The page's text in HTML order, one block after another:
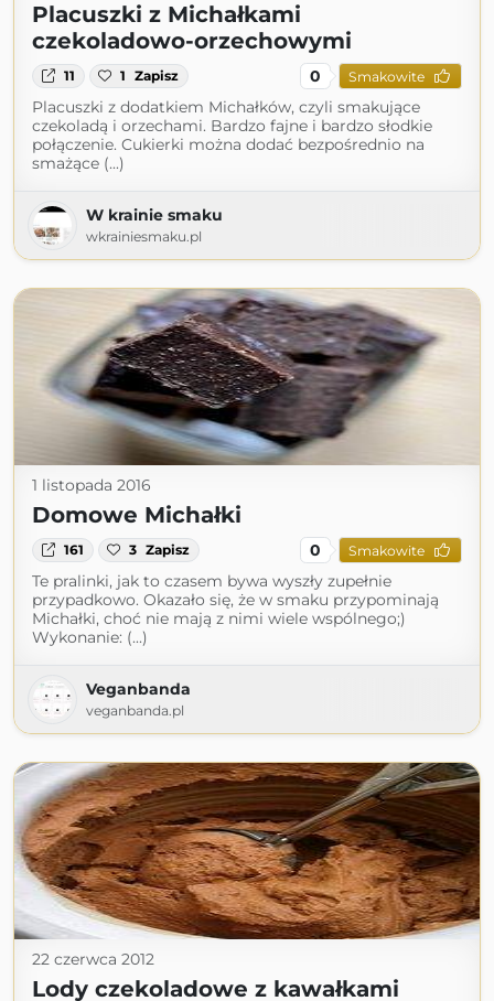
Placuszki z Michałkami
czekoladowo-orzechowymi
11 1 Zapisz 0 Smakowite
Placuszki z dodatkiem Michałków, czyli smakujące
czekoladą i orzechami. Bardzo fajne i bardzo słodkie
połączenie. Cukierki można dodać bezpośrednio na
smażące (...)
W krainie smaku
wkrainiesmaku.pl
1 listopada 2016
Domowe Michałki
161 3 Zapisz 0 Smakowite
Te pralinki, jak to czasem bywa wyszły zupełnie
przypadkowo. Okazało się, że w smaku przypominają
Michałki, choć nie mają z nimi wiele wspólnego;)
Wykonanie: (...)
Veganbanda
veganbanda.pl
22 czerwca 2012
Lody czekoladowe z kawałkami